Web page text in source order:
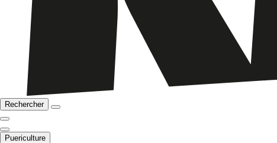
Rechercher
Puericulture